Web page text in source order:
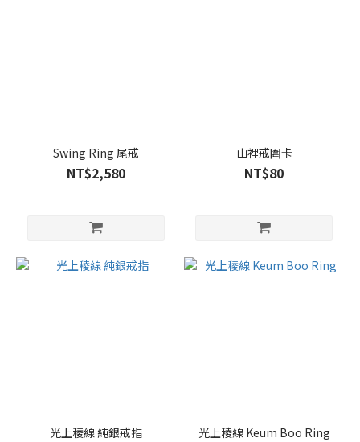
Swing Ring 尾戒
NT$2,580
山裡戒圍卡
NT$80
光上稜線 純銀戒指 光上稜線 Keum Boo Ring